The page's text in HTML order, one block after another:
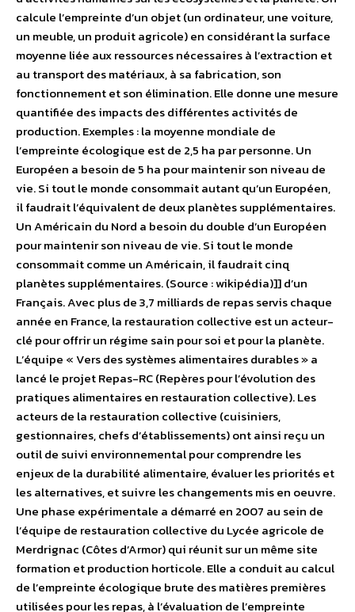
calcule l’empreinte d’un objet (un ordinateur, une voiture,
un meuble, un produit agricole) en considérant la surface
moyenne liée aux ressources nécessaires à l’extraction et
au transport des matériaux, à sa fabrication, son
fonctionnement et son élimination. Elle donne une mesure
quantifiée des impacts des différentes activités de
production. Exemples : la moyenne mondiale de
l’empreinte écologique est de 2,5 ha par personne. Un
Européen a besoin de 5 ha pour maintenir son niveau de
vie. Si tout le monde consommait autant qu’un Européen,
il faudrait l’équivalent de deux planètes supplémentaires.
Un Américain du Nord a besoin du double d’un Européen
pour maintenir son niveau de vie. Si tout le monde
consommait comme un Américain, il faudrait cinq
planètes supplémentaires. (Source : wikipédia)]] d’un
Français. Avec plus de 3,7 milliards de repas servis chaque
année en France, la restauration collective est un acteur-
clé pour offrir un régime sain pour soi et pour la planète.
L’équipe « Vers des systèmes alimentaires durables » a
lancé le projet Repas-RC (Repères pour l’évolution des
pratiques alimentaires en restauration collective). Les
acteurs de la restauration collective (cuisiniers,
gestionnaires, chefs d’établissements) ont ainsi reçu un
outil de suivi environnemental pour comprendre les
enjeux de la durabilité alimentaire, évaluer les priorités et
les alternatives, et suivre les changements mis en oeuvre.
Une phase expérimentale a démarré en 2007 au sein de
l’équipe de restauration collective du Lycée agricole de
Merdrignac (Côtes d’Armor) qui réunit sur un même site
formation et production horticole. Elle a conduit au calcul
de l’empreinte écologique brute des matières premières
utilisées pour les repas, à l’évaluation de l’empreinte